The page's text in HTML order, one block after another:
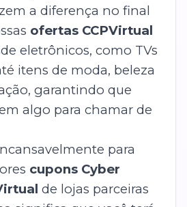
a diferença no final
ofertas CCPVirtual
eletrônicos, como TVs
itens de moda, beleza
garantindo que
algo para chamar de
para
cupons Cyber
de lojas parceiras